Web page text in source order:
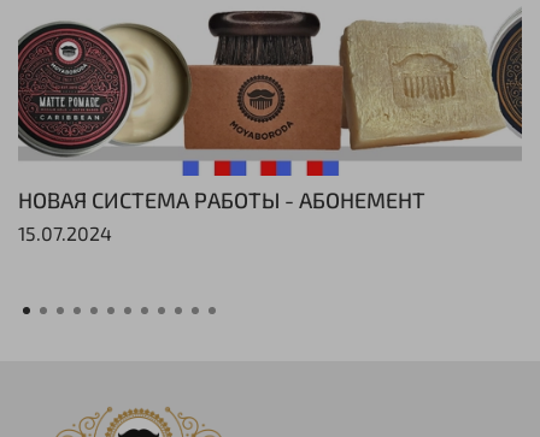
НОВАЯ СИСТЕМА РАБОТЫ - АБОНЕМЕНТ
15.07.2024